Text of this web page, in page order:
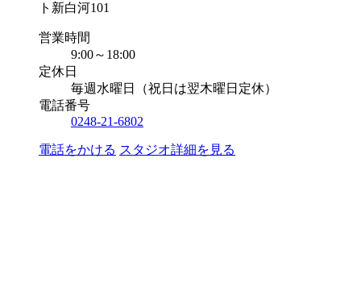
ト新白河101
営業時間
9:00～18:00
定休日
毎週水曜日（祝日は翌木曜日定休）
電話番号
0248-21-6802
電話をかける スタジオ詳細を見る